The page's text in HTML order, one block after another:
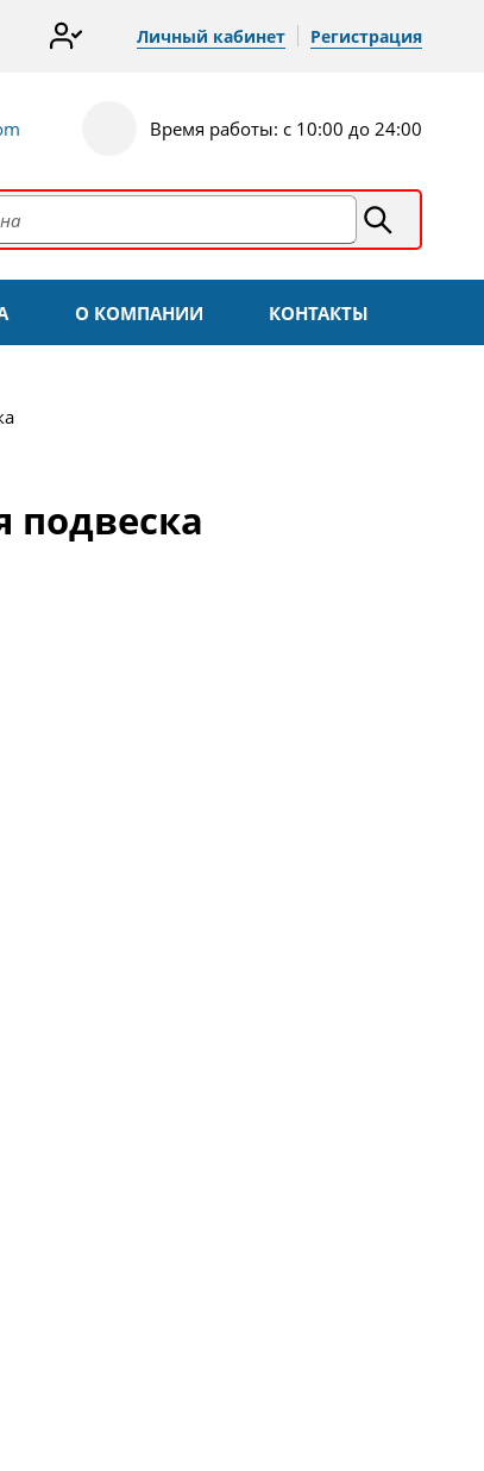
Личный кабинет Регистрация
Время работы: с 10:00 до 24:00
О КОМПАНИИ КОНТАКТЫ
подвеска